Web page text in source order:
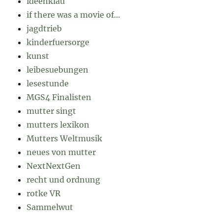
if there was a movie of…
jagdtrieb
kinderfuersorge
kunst
leibesuebungen
lesestunde
MGS4 Finalisten
mutter singt
mutters lexikon
Mutters Weltmusik
neues von mutter
NextNextGen
recht und ordnung
rotke VR
Sammelwut